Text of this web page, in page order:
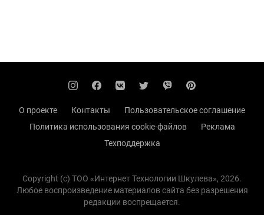
О проекте Контакты
Пользовательское соглашение
Политика использования cookie-файлов
Реклама
Техподдержка
Copyright (с) TOO «Интернет Технологии Шкулева», 2026.
Любое воспроизведение материалов сайта без разрешения
редакции воспрещается.